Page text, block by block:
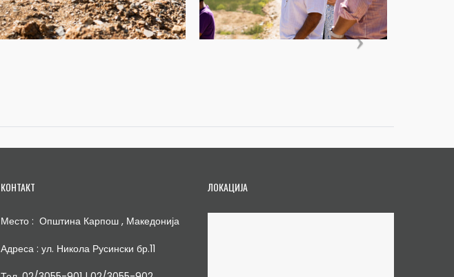
КОНТАКТ
Место : Општина Карпош , Македонија
Адреса : ул. Никола Русински бр.11
ЛОКАЦИЈА